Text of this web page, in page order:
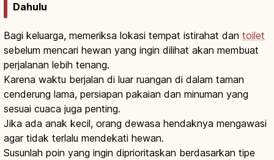
Dahulu
Bagi keluarga, memeriksa lokasi tempat istirahat dan toilet
sebelum mencari hewan yang ingin dilihat akan membuat
perjalanan lebih tenang.
Karena waktu berjalan di luar ruangan di dalam taman
cenderung lama, persiapan pakaian dan minuman yang
sesuai cuaca juga penting.
Jika ada anak kecil, orang dewasa hendaknya mengawasi
agar tidak terlalu mendekati hewan.
Susunlah poin yang ingin diprioritaskan berdasarkan tipe